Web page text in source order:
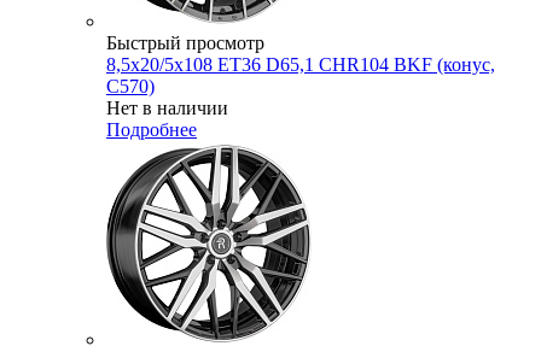
Быстрый просмотр
8,5x20/5x108 ET36 D65,1 CHR104 BKF (конус,
C570)
Нет в наличии
Подробнее